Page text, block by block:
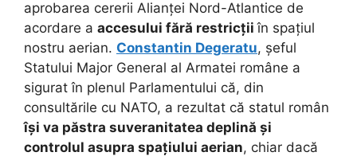
aprobarea cererii Alianței Nord-Atlantice de
acordare a accesului fără restricțiiîn spațiul
nostru aerian. Constantin Degeratu, șeful
Statului Major General al Armatei române a
sigurat în plenul Parlamentului că, din
consultările cu NATO, a rezultat că statul român
își va păstra suveranitatea deplină și
controlul asupra spațiului aerian, chiar dacă